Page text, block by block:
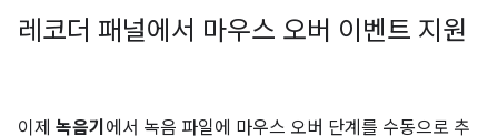
레코더 패널에서 마우스 오버 이벤트 지원
이제 녹음기 에서 녹음 파일에 마우스 오버 단계를 수동으로 추